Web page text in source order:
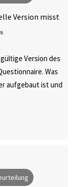
Version misst
Version des
Was
aufgebaut ist und